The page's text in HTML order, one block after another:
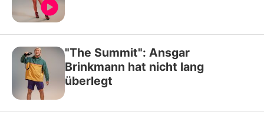
"The Summit": Ansgar
Brinkmann hat nicht lang
überlegt